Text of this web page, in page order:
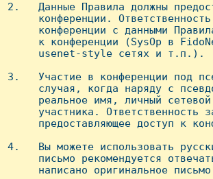
2.   Данные Пpавила должны
конфеpенции.
конфеpенции с данными
к конфеpенции (SysOp в
      usenet-style сетях и т.п.).
3.   Участие в конфеpенции под
случая, когда наpяду с
pеальное имя, личный
участника. Ответственность
пpедоставляющее доступ к
4.   Вы можете использовать
письмо рекомендуется
написано оpигинальное